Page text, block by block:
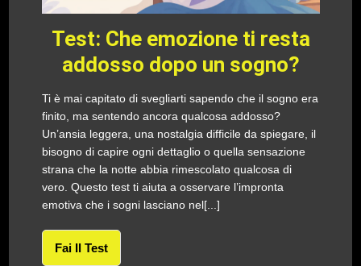
Test: Che emozione ti resta
addosso dopo un sogno?
Ti è mai capitato di svegliarti sapendo che il sogno era
finito, ma sentendo ancora qualcosa addosso?
Un’ansia leggera, una nostalgia difficile da spiegare, il
bisogno di capire ogni dettaglio o quella sensazione
strana che la notte abbia rimescolato qualcosa di
vero. Questo test ti aiuta a osservare l’impronta
emotiva che i sogni lasciano nel[...]
Fai Il Test